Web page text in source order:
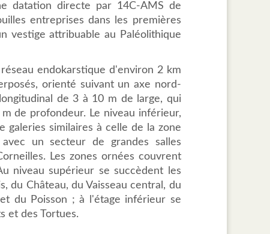
datation directe par 14C-AMS de
entreprises dans les premières
vestige attribuable au Paléolithique
endokarstique d'environ 2 km
orienté suivant un axe nord-
de 3 à 10 m de large, qui
de profondeur. Le niveau inférieur,
galeries similaires à celle de la zone
un secteur de grandes salles
Les zones ornées couvrent
niveau supérieur se succèdent les
du Château, du Vaisseau central, du
du Poisson ; à l'étage inférieur se
et des Tortues.